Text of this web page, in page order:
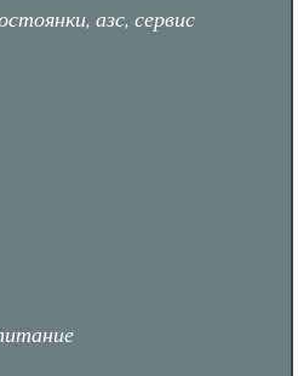
азс, сервис